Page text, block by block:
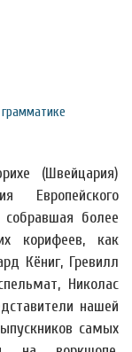
(Швейцария)
Европейского
собравшая более
корифеев, как
Кёниг, Гревилл
Николас
нашей
самых